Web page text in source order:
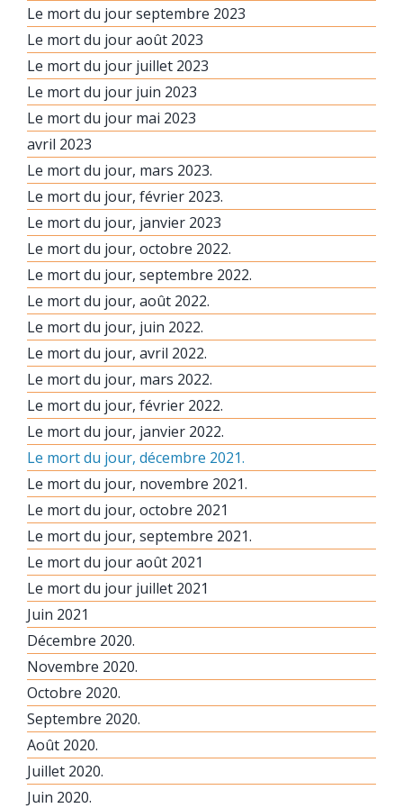
Le mort du jour septembre 2023
Le mort du jour août 2023
Le mort du jour juillet 2023
Le mort du jour juin 2023
Le mort du jour mai 2023
avril 2023
Le mort du jour, mars 2023.
Le mort du jour, février 2023.
Le mort du jour, janvier 2023
Le mort du jour, octobre 2022.
Le mort du jour, septembre 2022.
Le mort du jour, août 2022.
Le mort du jour, juin 2022.
Le mort du jour, avril 2022.
Le mort du jour, mars 2022.
Le mort du jour, février 2022.
Le mort du jour, janvier 2022.
Le mort du jour, décembre 2021.
Le mort du jour, novembre 2021.
Le mort du jour, octobre 2021
Le mort du jour, septembre 2021.
Le mort du jour août 2021
Le mort du jour juillet 2021
Juin 2021
Décembre 2020.
Novembre 2020.
Octobre 2020.
Septembre 2020.
Août 2020.
Juillet 2020.
Juin 2020.